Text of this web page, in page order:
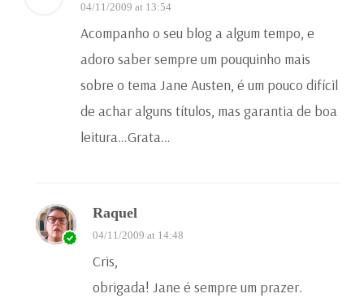
04/11/2009 at 13:54
Acompanho o seu blog a algum tempo, e
adoro saber sempre um pouquinho mais
sobre o tema Jane Austen, é um pouco difícil
de achar alguns títulos, mas garantia de boa
leitura…Grata…
Raquel
04/11/2009 at 14:48
Cris,
obrigada! Jane é sempre um prazer.